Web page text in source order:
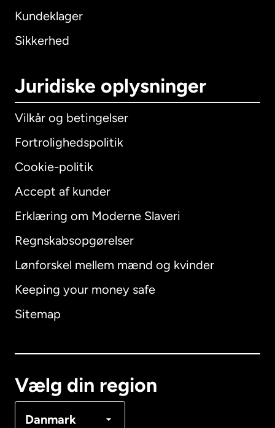
Kundeklager
Sikkerhed
Juridiske oplysninger
Vilkår og betingelser
Fortrolighedspolitik
Cookie-politik
Accept af kunder
Erklæring om Moderne Slaveri
Regnskabsopgørelser
Lønforskel mellem mænd og kvinder
Keeping your money safe
Sitemap
Vælg din region
Danmark
International English
Australien